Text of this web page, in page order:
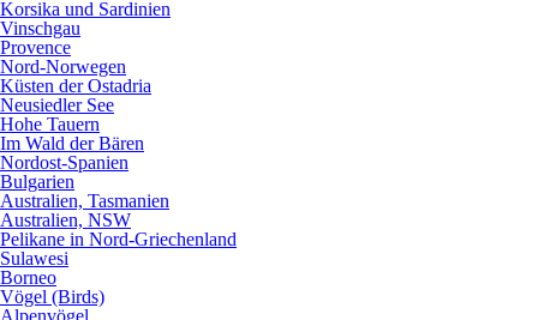
Korsika und Sardinien
Vinschgau
Provence
Nord-Norwegen
Küsten der Ostadria
Neusiedler See
Hohe Tauern
Im Wald der Bären
Nordost-Spanien
Bulgarien
Australien, Tasmanien
Australien, NSW
Pelikane in Nord-Griechenland
Sulawesi
Borneo
Vögel (Birds)
Alpenvögel